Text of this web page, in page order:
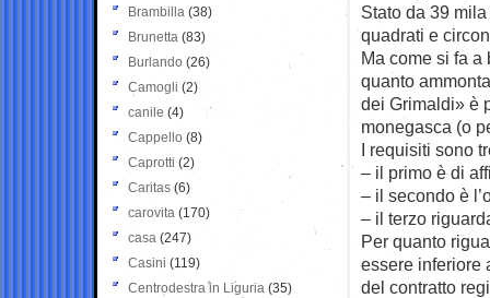
Stato da 39
quadrati e
Ma come si fa
quanto
dei Grimaldi» è
monegasca (o
I requisiti sono
– il primo è di
– il secondo è
– il terzo
Per quanto
essere inferiore
del contratto
Brambilla (38)
Brunetta (83)
Burlando (26)
Camogli (2)
canile (4)
Cappello (8)
Caprotti (2)
Caritas (6)
carovita (170)
casa (247)
Casini (119)
Centrodestra in Liguria (35)